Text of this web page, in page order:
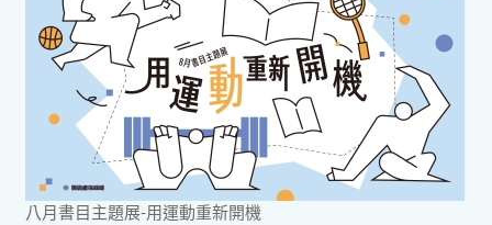
八月書目主題展-用運動重新開機